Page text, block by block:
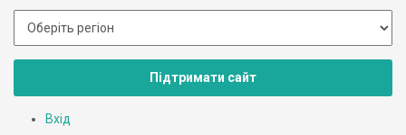
Підтримати сайт
Вхід